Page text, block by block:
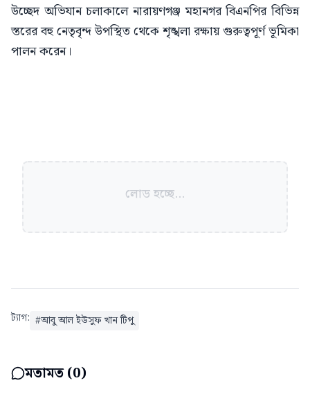
উচ্ছেদ অভিযান চলাকালে নারায়ণগঞ্জ মহানগর বিএনপির বিভিন্ন
স্তরের বহু নেতৃবৃন্দ উপস্থিত থেকে শৃঙ্খলা রক্ষায় গুরুত্বপূর্ণ ভূমিকা
পালন করেন।
লোড হচ্ছে...
ট্যাগ: #আবু আল ইউসুফ খান টিপু
মতামত (0)